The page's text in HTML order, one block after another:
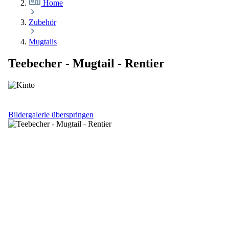
Home
Zubehör
Mugtails
Teebecher - Mugtail - Rentier
Bildergalerie überspringen